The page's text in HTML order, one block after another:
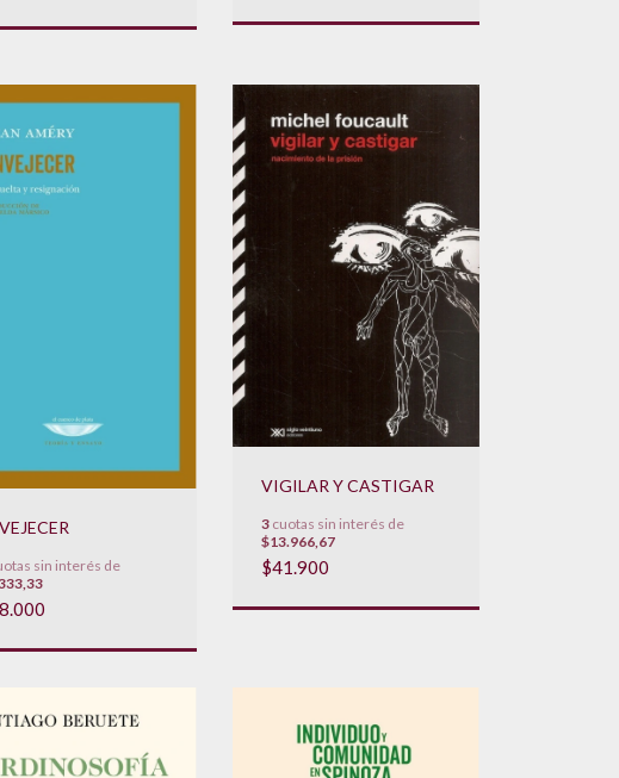
sin interés de
VIGILAR Y CASTIGAR
3cuotas sin interés de
$13.966,67
$41.900